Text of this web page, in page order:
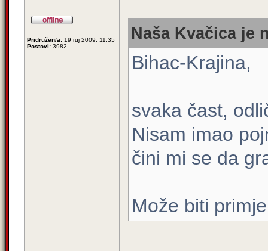
Pridružen/a: 19 ruj 2009, 11:35
Postovi: 3982
Naša Kvačica je
Bihac-Krajina,
svaka čast,
Nisam imao
čini mi se da
Može biti